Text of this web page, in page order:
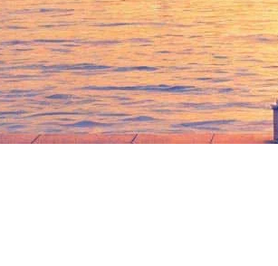
наград. В частности, "Бронзовый